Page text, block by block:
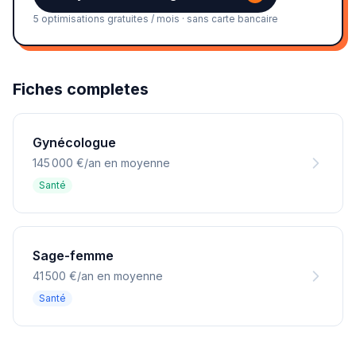
5 optimisations gratuites / mois · sans carte bancaire
Fiches completes
Gynécologue
145 000 €/an en moyenne
Santé
Sage-femme
41 500 €/an en moyenne
Santé